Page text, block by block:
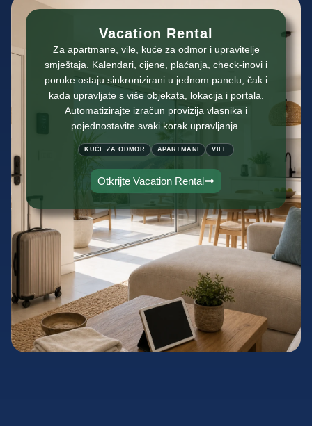
Vacation Rental
Za apartmane, vile, kuće za odmor i upravitelje
smještaja. Kalendari, cijene, plaćanja, check-inovi i
poruke ostaju sinkronizirani u jednom panelu, čak i
kada upravljate s više objekata, lokacija i portala.
Automatizirajte izračun provizija vlasnika i
pojednostavite svaki korak upravljanja.
KUĆE ZA ODMOR APARTMANI VILE
Otkrijte Vacation Rental